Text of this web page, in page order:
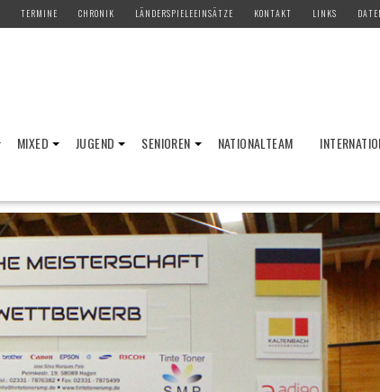
TERMINE CHRONIK LÄNDERSPIELEEINSÄTZE KONTAKT LINKS
MIXED JUGEND SENIOREN NATIONALTEAM